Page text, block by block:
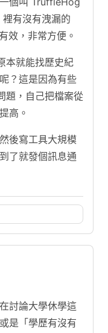
有沒有洩漏的
效，非常方便。
本就能找歷史紀
？這是因為有些
題，自己把檔案從
高。
後寫工具大規模
了就發個訊息通
討論大學休學這
是「學歷有沒有